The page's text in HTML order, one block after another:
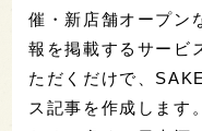
催・新店舗オープン
報を掲載するサービ
ただくだけで、
ス記事を作成します